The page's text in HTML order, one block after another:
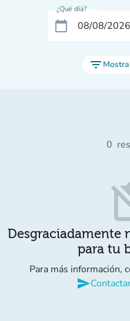
¿Qué día?
calendar_today
filter_list
0
Desgraciadamente
para tu
Para más información,
send